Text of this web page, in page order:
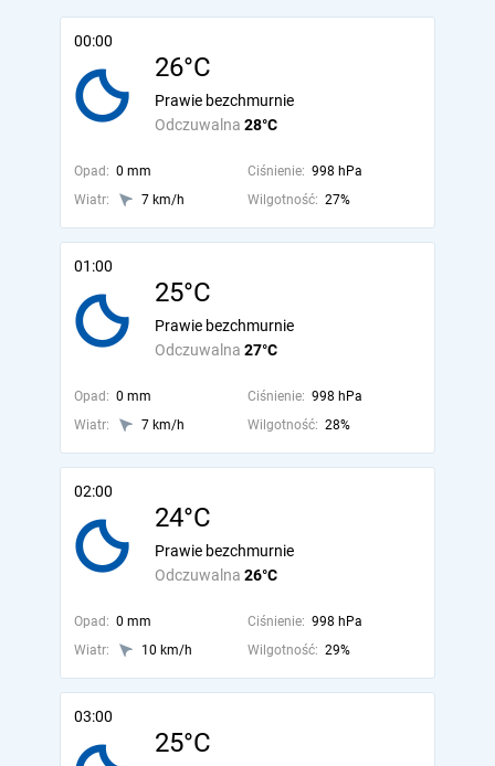
00:00
26°C
Odczuwalna 28°C
Prawie bezchmurnie
Opad: 0 mm Ciśnienie: 998 hPa
Wiatr:
7 km/h Wilgotność: 27%
01:00
25°C
Odczuwalna 27°C
Prawie bezchmurnie
Opad: 0 mm Ciśnienie: 998 hPa
Wiatr:
7 km/h Wilgotność: 28%
02:00
24°C
Odczuwalna 26°C
Prawie bezchmurnie
Opad: 0 mm Ciśnienie: 998 hPa
Wiatr:
10 km/h Wilgotność: 29%
03:00
25°C